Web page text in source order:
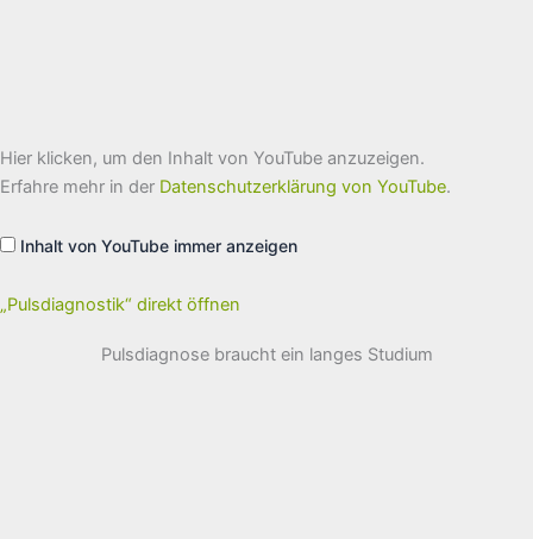
„Pulsdiagnostik“
von
YouTube
Hier klicken, um den Inhalt von YouTube anzuzeigen.
Erfahre mehr in der Datenschutzerklärung von YouTube.
Inhalt von YouTube immer anzeigen
„Pulsdiagnostik“ direkt öffnen
Pulsdiagnose braucht ein langes Studium